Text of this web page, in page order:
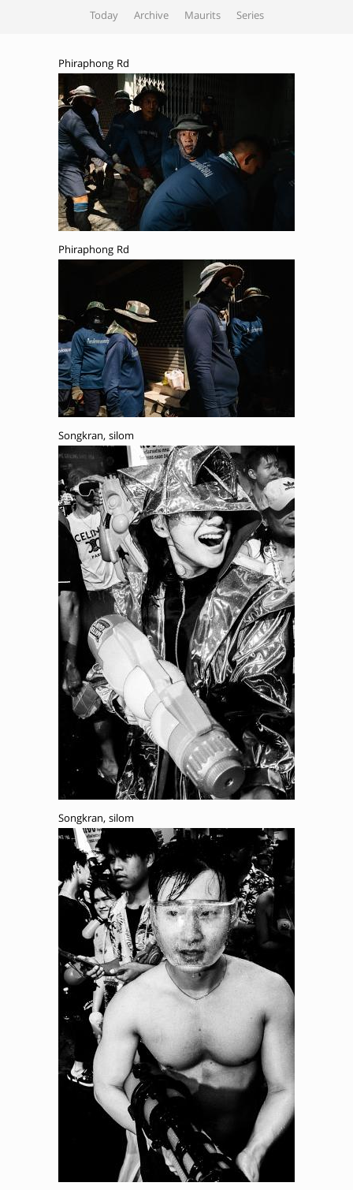
Today Archive Maurits Series
Phiraphong Rd
Phiraphong Rd
Songkran, silom
Songkran, silom